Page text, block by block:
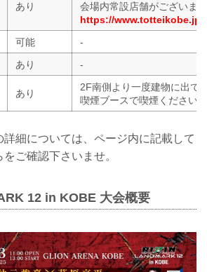
あり
会場内常設店舗がございま
https://www.totteikobe.jp/
可能
-
あり -
あり
2F南側より一度建物に出て
喫煙ブースで喫煙ください。
細については、ページ内に記載して
ご確認下さいませ。
12 in KOBE 大会概要